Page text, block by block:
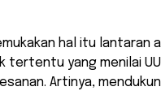
hal itu lantaran
tertentu yang menilai UU
Artinya,